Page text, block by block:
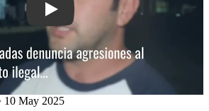
Play: Organizador de picadas
10 May 2025